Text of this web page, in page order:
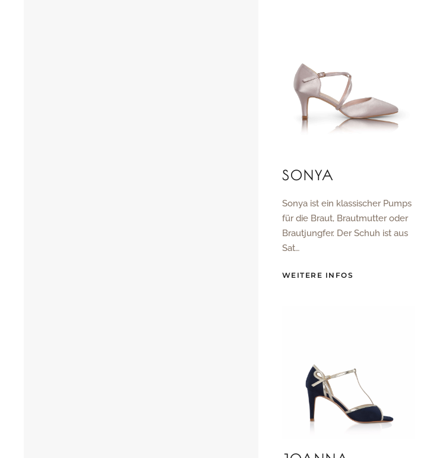
SONYA
Sonya ist ein klassischer Pumps
für die Braut, Brautmutter oder
Brautjungfer. Der Schuh ist aus
Sat…
WEITERE INFOS